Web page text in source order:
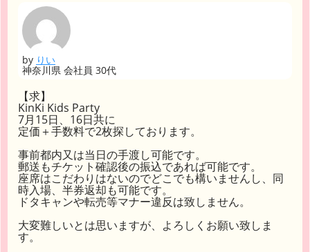
by りい
神奈川県 会社員 30代
【求】
KinKi Kids Party
7月15日、16日共に
定価＋手数料で2枚探しております。
事前都内又は当日の手渡し可能です。
郵送もチケット確認後の振込であれば可能です。
座席はこだわりはないのでどこでも構いませんし、同
時入場、半券返却も可能です。
ドタキャンや転売等マナー違反は致しません。
大変難しいとは思いますが、よろしくお願い致しま
す。